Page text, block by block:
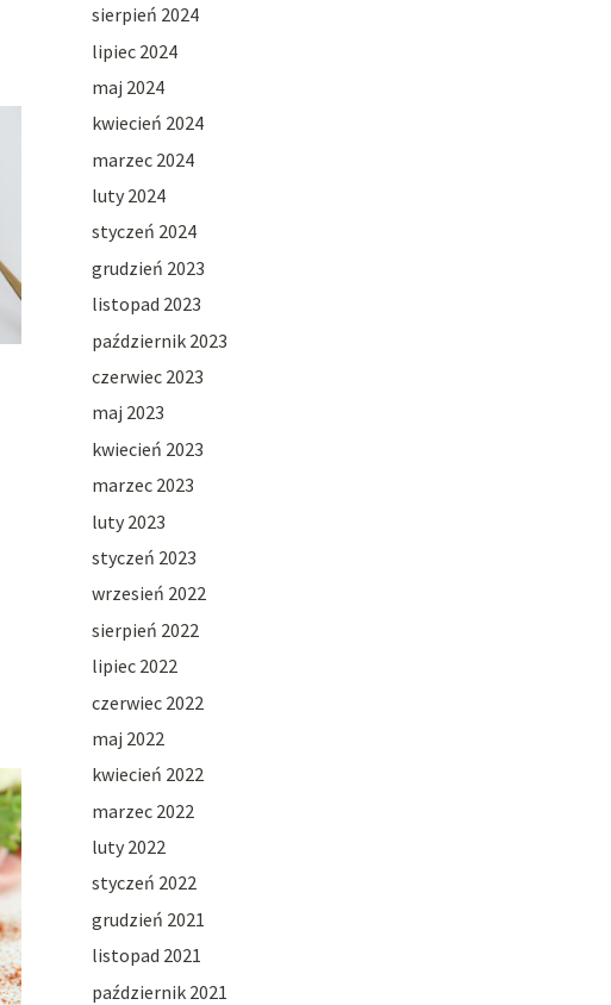
sierpień 2024
lipiec 2024
maj 2024
kwiecień 2024
marzec 2024
luty 2024
styczeń 2024
grudzień 2023
listopad 2023
październik 2023
czerwiec 2023
maj 2023
kwiecień 2023
marzec 2023
luty 2023
styczeń 2023
wrzesień 2022
sierpień 2022
lipiec 2022
czerwiec 2022
maj 2022
kwiecień 2022
marzec 2022
luty 2022
styczeń 2022
grudzień 2021
listopad 2021
październik 2021